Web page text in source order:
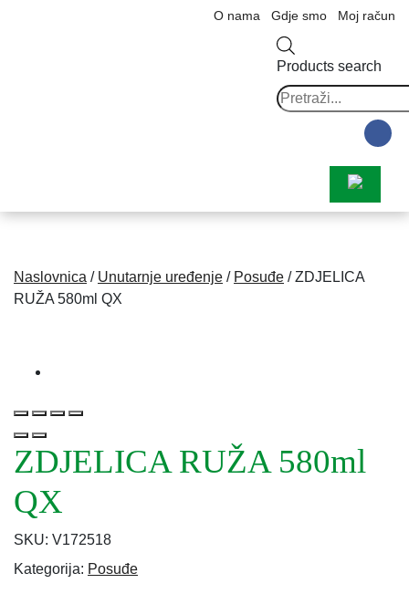
O nama Gdje smo Moj račun
Products search
Naslovnica / Unutarnje uređenje / Posuđe / ZDJELICA
RUŽA 580ml QX
ZDJELICA RUŽA 580ml
QX
SKU: V172518
Kategorija: Posuđe